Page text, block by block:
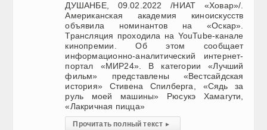
ДУШАНБЕ, 09.02.2022 /НИАТ «Ховар»/.
Американская академия киноискусств
объявила номинантов на «Оскар».
Трансляция проходила на YouTube-канале
кинопремии. Об этом сообщает
информационно-аналитический интернет-
портал «МИР24». В категории «Лучший
фильм» представлены «Вестсайдская
история» Стивена Спилберга, «Сядь за
руль моей машины» Рюсукэ Хамагути,
«Лакричная пицца»
Прочитать полный текст ▸